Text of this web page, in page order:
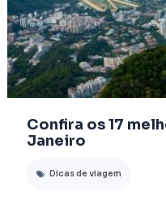
Confira os 17
Janeiro
Dicas de viagem